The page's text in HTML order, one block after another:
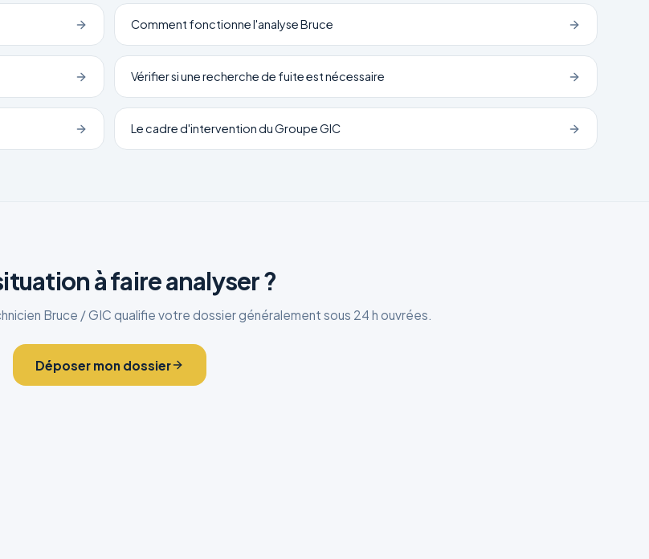
Comment fonctionne l'analyse Bruce
Vérifier si une recherche de fuite est nécessaire
Le cadre d'intervention du Groupe GIC
à faire analyser ?
Bruce / GIC qualifie votre dossier généralement sous 24 h ouvrées.
Déposer mon dossier